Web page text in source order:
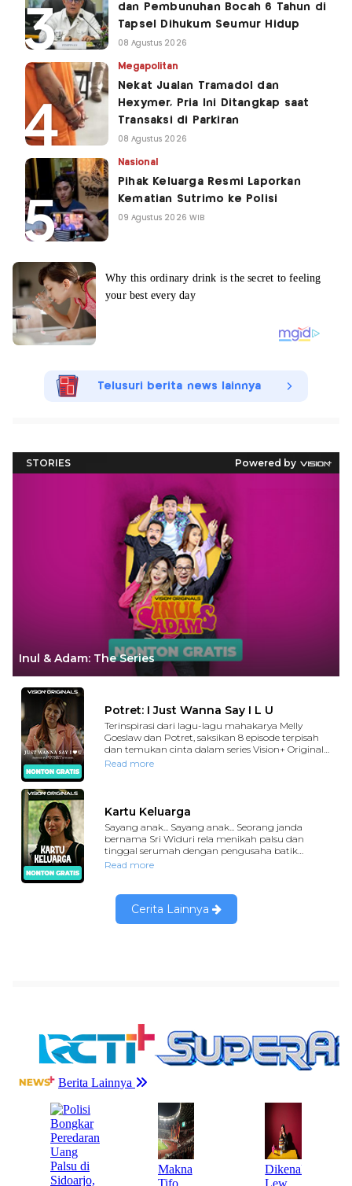
dan Pembunuhan Bocah 6 Tahun di
Tapsel Dihukum Seumur Hidup
08 Agustus 2026
Megapolitan
Nekat Jualan Tramadol dan
Hexymer, Pria Ini Ditangkap saat
Transaksi di Parkiran
08 Agustus 2026
Nasional
Pihak Keluarga Resmi Laporkan
Kematian Sutrimo ke Polisi
09 Agustus 2026 WIB
Telusuri berita news lainnya